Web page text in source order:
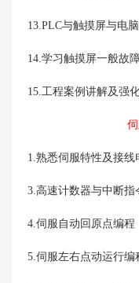
13.PLC与触摸屏与电
14.学习触摸屏一般故
15.工程案例讲解及强
1.熟悉伺服特性及接
3.高速计数器与中断
4.伺服自动回原点编程
5.伺服左右点动运行编